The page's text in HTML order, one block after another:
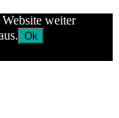
weiter
Ok